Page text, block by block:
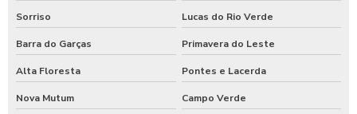
Sorriso Lucas do Rio Verde
Barra do Garças Primavera do Leste
Alta Floresta Pontes e Lacerda
Nova Mutum Campo Verde